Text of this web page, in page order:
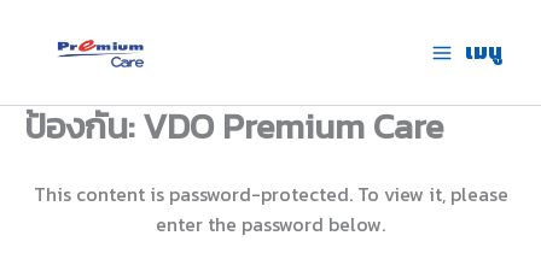
เมนู
ป้องกัน: VDO Premium Care
This content is password-protected. To view it, please
enter the password below.